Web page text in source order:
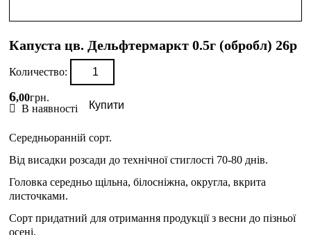
Капуста цв. Дельфтермаркт 0.5г (обробл) 26р
Количество:
6,00грн.
В наявності
Купити
Середньоранній сорт.
Від висадки розсади до технічної стиглості 70-80 днів.
Головка середньо щільна, білосніжна, округла, вкрита
листочками.
Сорт придатний для отримання продукції з весни до пізньої
осені.